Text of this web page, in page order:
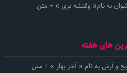
به نام« وقتشه بری » + متن
های هفته
و آرش به نام « آخر بهار » + متن